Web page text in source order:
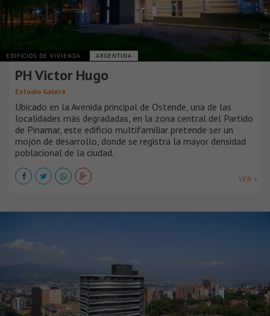
EDIFICIOS DE VIVIENDA ARGENTINA
PH Victor Hugo
Estudio Galera
Ubicado en la Avenida principal de Ostende, una de las
localidades más degradadas, en la zona central del Partido
de Pinamar, este edificio multifamiliar pretende ser un
mojón de desarrollo, donde se registra la mayor densidad
poblacional de la ciudad.
VER +